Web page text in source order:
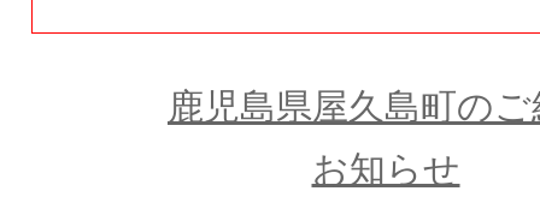
鹿児島県屋久島町の
お知らせ